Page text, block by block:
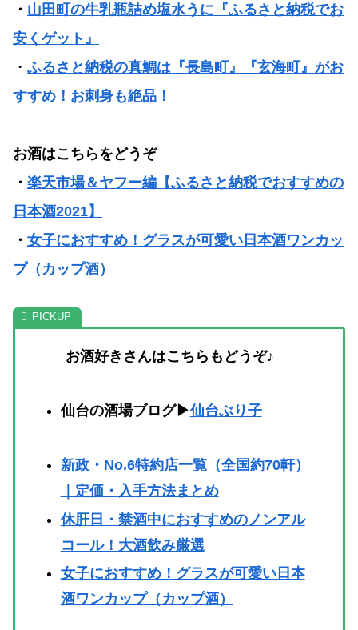
・ 山田町の牛乳瓶詰め塩水うに『ふるさと納税でお
安くゲット』
・ ふるさと納税の真鯛は『長島町』『玄海町』がお
すすめ！お刺身も絶品！
お酒はこちらをどうぞ
・ 楽天市場＆ヤフー編【ふるさと納税でおすすめの
日本酒2021】
・ 女子におすすめ！グラスが可愛い日本酒ワンカッ
プ（カップ酒）
お酒好きさんはこちらもどうぞ♪
仙台の酒場ブログ▶仙台ぶり子
新政・No.6特約店一覧（全国約70軒）
｜定価・入手方法まとめ
休肝日・禁酒中におすすめのノンアル
コール！大酒飲み厳選
女子におすすめ！グラスが可愛い日本
酒ワンカップ（カップ酒）